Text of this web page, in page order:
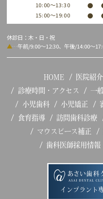
10:00～13:30 ●
15:00～19:00 ●
休診日：木・日・祝
▲…午前/9:00～12:30、午後/14:00～
HOME 医院紹介
診療時間・アクセス
一
小児歯科
小児矯正
食育指導
訪問歯科診療
マウスピース補正
歯科医師採用情報
インプラント